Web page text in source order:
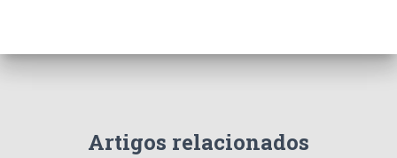
Artigos relacionados